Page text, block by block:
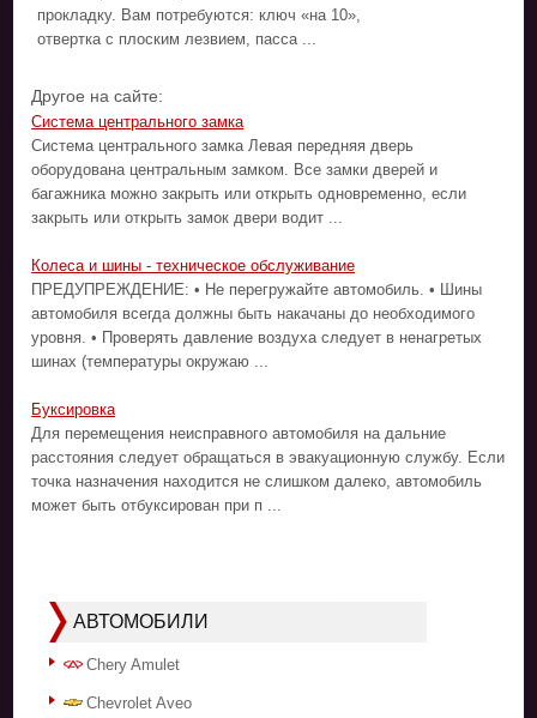
прокладку. Вам потребуются: ключ «на 10»,
отвертка с плоским лезвием, пасса ...
Другое на сайте:
Система центрального замка
Система центрального замка Левая передняя дверь
оборудована центральным замком. Все замки дверей и
багажника можно закрыть или открыть одновременно, если
закрыть или открыть замок двери водит ...
Колеса и шины - техническое обслуживание
ПРЕДУПРЕЖДЕНИЕ: • Не перегружайте автомобиль. • Шины
автомобиля всегда должны быть накачаны до необходимого
уровня. • Проверять давление воздуха следует в ненагретых
шинах (температуры окружаю ...
Буксировка
Для перемещения неисправного автомобиля на дальние
расстояния следует обращаться в эвакуационную службу. Если
точка назначения находится не слишком далеко, автомобиль
может быть отбуксирован при п ...
АВТОМОБИЛИ
Chery Amulet
Chevrolet Aveo